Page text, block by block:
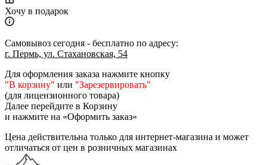
Хочу в подарок
Самовывоз сегодня - бесплатно по адресу:
г. Пермь, ул. Стахановская, 54
Для оформления заказа нажмите кнопку
"В корзину" или "Зарезервировать"
(для лицензионного товара)
Далее перейдите в Корзину
и нажмите на «Оформить заказ»
Цена действительна только для интернет-магазина и может
отличаться от цен в розничных магазинах